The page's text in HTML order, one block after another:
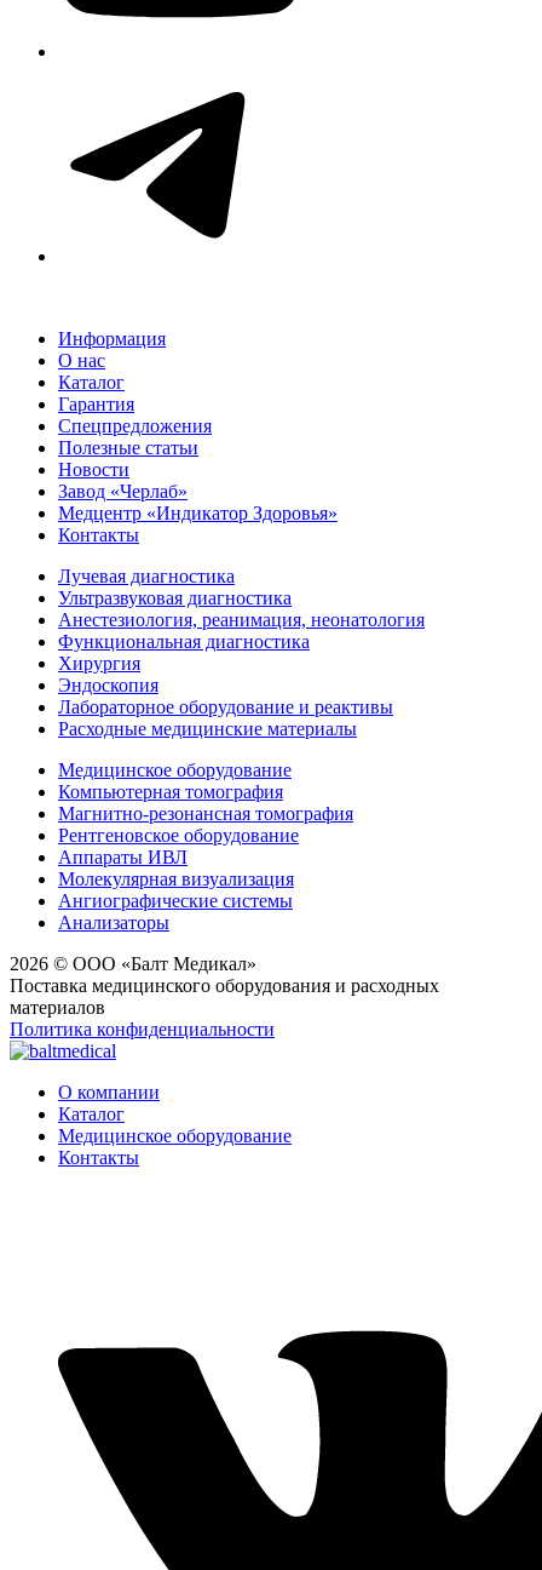
Информация
О нас
Каталог
Гарантия
Спецпредложения
Полезные статьи
Новости
Завод «Черлаб»
Медцентр «Индикатор Здоровья»
Контакты
Лучевая диагностика
Ультразвуковая диагностика
Анестезиология, реанимация, неонатология
Функциональная диагностика
Хирургия
Эндоскопия
Лабораторное оборудование и реактивы
Расходные медицинские материалы
Медицинское оборудование
Компьютерная томография
Магнитно-резонансная томография
Рентгеновское оборудование
Аппараты ИВЛ
Молекулярная визуализация
Ангиографические системы
Анализаторы
2026 © ООО «Балт Медикал»
Поставка медицинского оборудования и расходных
материалов
Политика конфиденциальности
О компании
Каталог
Медицинское оборудование
Контакты